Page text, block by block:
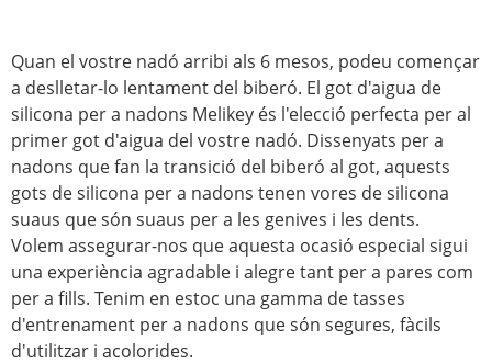
Quan el vostre nadó arribi als 6 mesos, podeu començar
a deslletar-lo lentament del biberó. El got d'aigua de
silicona per a nadons Melikey és l'elecció perfecta per al
primer got d'aigua del vostre nadó. Dissenyats per a
nadons que fan la transició del biberó al got, aquests
gots de silicona per a nadons tenen vores de silicona
suaus que són suaus per a les genives i les dents.
Volem assegurar-nos que aquesta ocasió especial sigui
una experiència agradable i alegre tant per a pares com
per a fills. Tenim en estoc una gamma de tasses
d'entrenament per a nadons que són segures, fàcils
d'utilitzar i acolorides.